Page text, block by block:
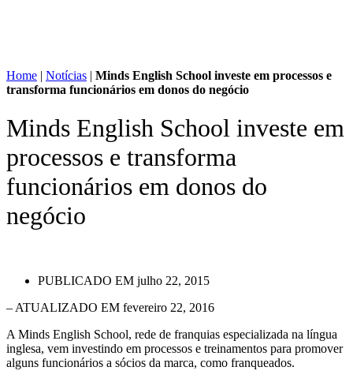
Home | Notícias | Minds English School investe em processos e
transforma funcionários em donos do negócio
Minds English School investe em
processos e transforma
funcionários em donos do
negócio
PUBLICADO EM julho 22, 2015
– ATUALIZADO EM fevereiro 22, 2016
A Minds English School, rede de franquias especializada na língua
inglesa, vem investindo em processos e treinamentos para promover
alguns funcionários a sócios da marca, como franqueados.